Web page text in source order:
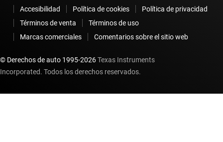
Accesibilidad Política de cookies
Política de privacidad
Términos de venta
Términos de uso
Marcas comerciales
Comentarios sobre el sitio web
© Derechos de auto 1995-2026Texas Instruments
Incorporated. Todos los derechos reservados.